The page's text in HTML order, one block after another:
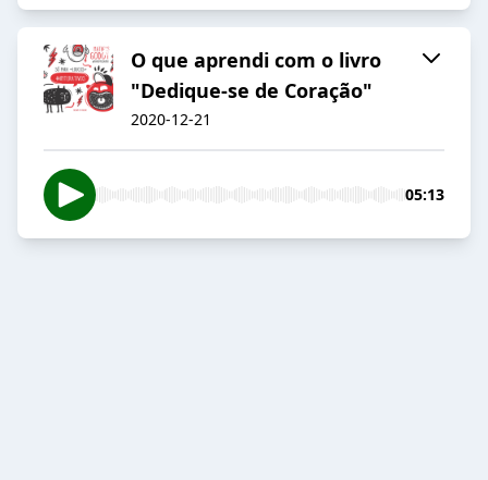
O que aprendi com o livro
"Dedique-se de Coração"
2020-12-21
05:13